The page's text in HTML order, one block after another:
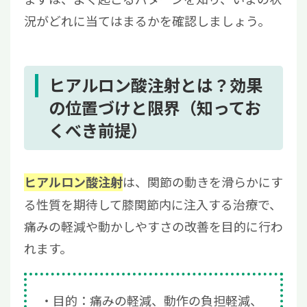
況がどれに当てはまるかを確認しましょう。
ヒアルロン酸注射とは？効果
の位置づけと限界（知ってお
くべき前提）
ヒアルロン酸注射は、関節の動きを滑らかにす
る性質を期待して膝関節内に注入する治療で、
痛みの軽減や動かしやすさの改善を目的に行わ
れます。
目的：痛みの軽減、動作の負担軽減、